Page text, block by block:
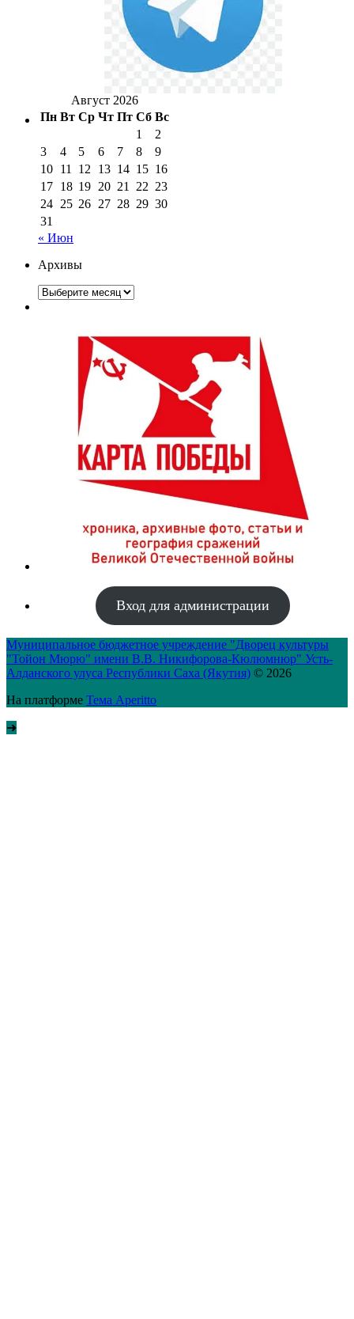
Август 2026
Пн Вт Ср Чт Пт Сб Вс
1
2
3
4 5 6 7 8
9
10 11 12 13 14 15 16
17 18 19 20 21 22 23
24 25 26 27 28 29 30
31
« Июн
Архивы
Архивы
Вход для администрации
Муниципальное бюджетное учреждение "Дворец культуры
"Тойон Мюрю" имени В.В. Никифорова-Кюлюмнюр" Усть-
Алданского улуса Республики Саха (Якутия) © 2026
На платформе Тема Aperitto
➜